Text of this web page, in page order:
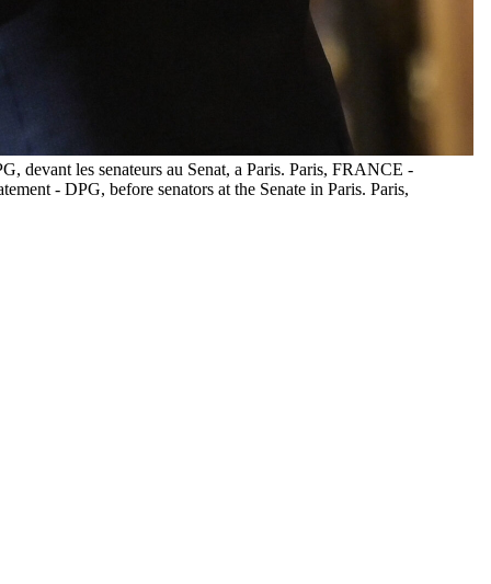
devant les senateurs au Senat, a Paris. Paris, FRANCE -
- DPG, before senators at the Senate in Paris. Paris,